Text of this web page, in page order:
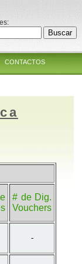
CONTACTOS
# de Dig.
Vouchers
-